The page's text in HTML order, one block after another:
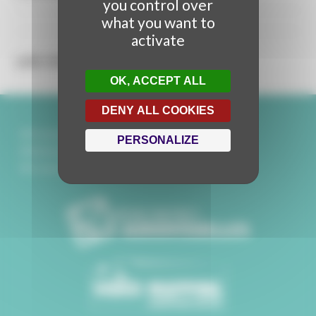
Mentions légales
you control over
what you want to
activate
OK, ACCEPT ALL
DENY ALL COOKIES
PERSONALIZE